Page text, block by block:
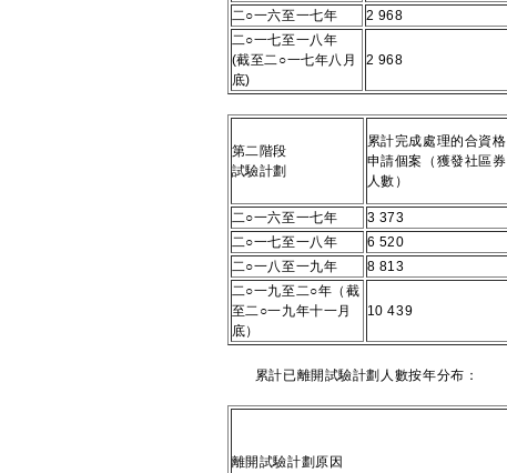
二○一六至一七年
2 968
二○一七至一八年
(截至二○一七年八月
底)
2 968
第二階段
試驗計劃
累計完成處理的合資格
申請個案（獲發社區券
人數）
二○一六至一七年 3 373
二○一七至一八年
6 520
二○一八至一九年
8 813
二○一九至二○年（截
至二○一九年十一月
底）
10 439
​累計已離開試驗計劃人數按年分布：
離開試驗計劃原因